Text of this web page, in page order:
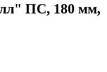
ПС, 180 мм,